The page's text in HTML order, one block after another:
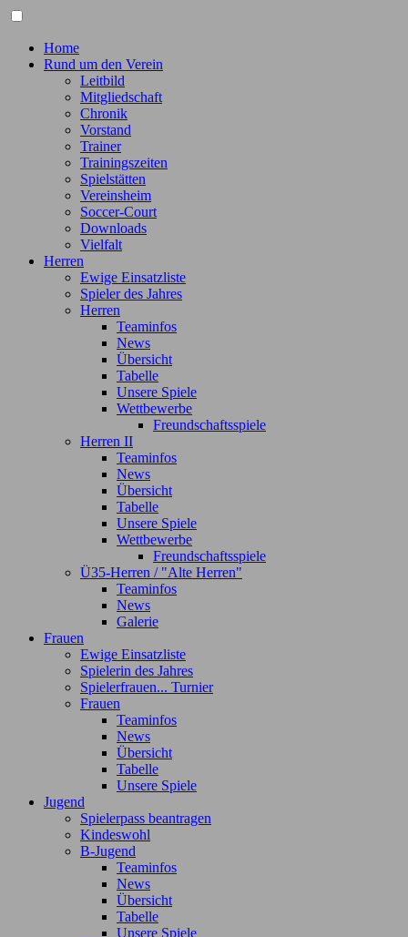
Home
Rund um den Verein
Leitbild
Mitgliedschaft
Chronik
Vorstand
Trainer
Trainingszeiten
Spielstätten
Vereinsheim
Soccer-Court
Downloads
Vielfalt
Herren
Ewige Einsatzliste
Spieler des Jahres
Herren
Teaminfos
News
Übersicht
Tabelle
Unsere Spiele
Wettbewerbe
Freundschaftsspiele
Herren II
Teaminfos
News
Übersicht
Tabelle
Unsere Spiele
Wettbewerbe
Freundschaftsspiele
Ü35-Herren / "Alte Herren"
Teaminfos
News
Galerie
Frauen
Ewige Einsatzliste
Spielerin des Jahres
Spielerfrauen... Turnier
Frauen
Teaminfos
News
Übersicht
Tabelle
Unsere Spiele
Jugend
Spielerpass beantragen
Kindeswohl
B-Jugend
Teaminfos
News
Übersicht
Tabelle
Unsere Spiele